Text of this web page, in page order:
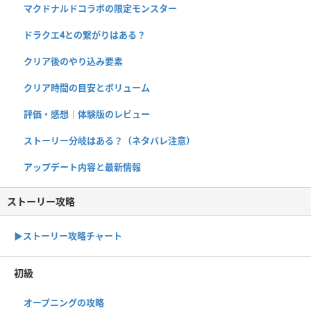
マクドナルドコラボの限定モンスター
ドラクエ4との繋がりはある？
クリア後のやり込み要素
クリア時間の目安とボリューム
評価・感想｜体験版のレビュー
ストーリー分岐はある？（ネタバレ注意）
アップデート内容と最新情報
ストーリー攻略
▶︎ストーリー攻略チャート
初級
オープニングの攻略